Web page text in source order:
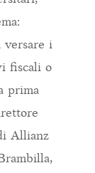
versare i
fiscali o
prima
Allianz